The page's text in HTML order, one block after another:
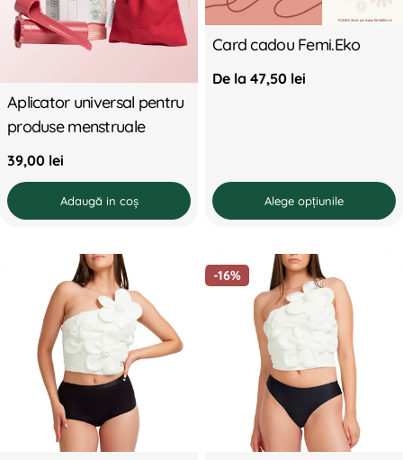
Aplicator universal pentru
produse menstruale
Preț
standard
39,00 lei
Adaugă in coş
Card cadou Femi.Eko
Preț
De la 47,50 lei
Alege opțiunile
-16%